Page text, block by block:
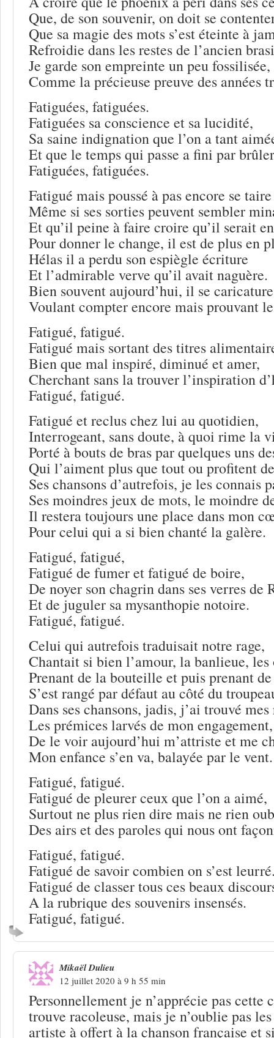
Que, de son souvenir, on doit se
Que sa magie des mots s’est éteinte à
Refroidie dans les restes de l’ancien
Je garde son empreinte un peu fossilisée,
Comme la précieuse preuve des années
Fatiguées, fatiguées.
Fatiguées sa conscience et sa lucidité,
Sa saine indignation que l’on a tant
Et que le temps qui passe a fini par
Fatiguées, fatiguées.
Fatigué mais poussé à pas encore se taire
Même si ses sorties peuvent sembler
Et qu’il peine à faire croire qu’il serait
Pour donner le change, il est de plus en
Hélas il a perdu son espiègle écriture
Et l’admirable verve qu’il avait naguère.
Bien souvent aujourd’hui, il se
Voulant compter encore mais prouvant
Fatigué, fatigué.
Fatigué mais sortant des titres
Bien que mal inspiré, diminué et amer,
Cherchant sans la trouver l’inspiration
Fatigué, fatigué.
Fatigué et reclus chez lui au quotidien,
Interrogeant, sans doute, à quoi rime la
Porté à bouts de bras par quelques uns
Qui l’aiment plus que tout ou profitent
Ses chansons d’autrefois, je les connais
Ses moindres jeux de mots, le moindre
Il restera toujours une place dans mon
Pour celui qui a si bien chanté la galère.
Fatigué, fatigué,
Fatigué de fumer et fatigué de boire,
De noyer son chagrin dans ses verres de
Et de juguler sa mysanthopie notoire.
Fatigué, fatigué.
Celui qui autrefois traduisait notre rage,
Chantait si bien l’amour, la banlieue, les
Prenant de la bouteille et puis prenant de
S’est rangé par défaut au côté du
Dans ses chansons, jadis, j’ai trouvé
Les prémices larvés de mon engagement,
De le voir aujourd’hui m’attriste et me
Mon enfance s’en va, balayée par le vent.
Fatigué, fatigué.
Fatigué de pleurer ceux que l’on a aimé,
Surtout ne plus rien dire mais ne rien
Des airs et des paroles qui nous ont
Fatigué, fatigué.
Fatigué de savoir combien on s’est
Fatigué de classer tous ces beaux
A la rubrique des souvenirs insensés.
Fatigué, fatigué.
Mikaël Dulieu
12 juillet 2020 à 9 h 55 min
Personnellement je n’apprécie pas cette
trouve racoleuse, mais je n’oublie pas
artiste à offert à la chanson française et